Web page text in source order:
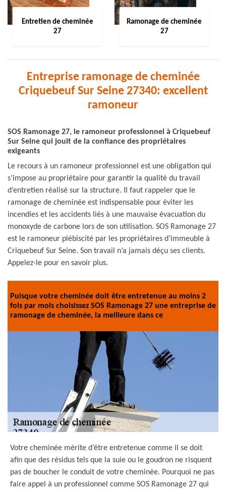
Entretien de cheminée
27
Ramonage de cheminée
27
Entreprise ramonage de cheminée
Criquebeuf Sur Seine 27340: excellent
ramoneur
SOS Ramonage 27, le ramoneur professionnel à Criquebeuf
Sur Seine qui jouit de la confiance des propriétaires
exigeants
Le recours à un ramoneur professionnel est une obligation qui
s’impose au propriétaire pour garantir la qualité du travail
d’entretien réalisé sur la structure. Il faut rappeler que le
ramonage de cheminée est indispensable pour éviter les
incendies et les accidents liés à une mauvaise évacuation du
monoxyde de carbone lors de son utilisation. SOS Ramonage 27
est le ramoneur plébiscité par les propriétaires d’immeuble à
Criquebeuf Sur Seine. Son travail n’a jamais déçu ses clients.
Appelez-le pour en savoir plus.
Puisque votre cheminée doit être entretenue au moins 2
fois par mois choisissez SOS Ramonage 27 une entreprise de
ramonage de cheminée, la meilleure dans ce
Votre cheminée mérite d’être entretenue comme il se doit
afin que des résidus tels que la suie ou le goudron ne risquent
pas de boucher le conduit de votre cheminée. Pourquoi ne pas
faire appel à un professionnel comme SOS Ramonage 27 qui